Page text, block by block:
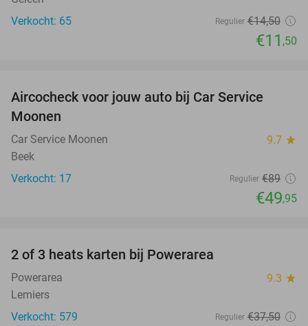
Verkocht: 65
Regulier €14,50
€11 ,50
Aircocheck voor jouw auto bij Car Service
Moonen
Car Service Moonen 9.7 star
Beek
Verkocht: 17
Regulier €89
€49,95
2 of 3 heats karten bij Powerarea
Powerarea 9.3 star
Lemiers
Verkocht: 579
Regulier €37,50